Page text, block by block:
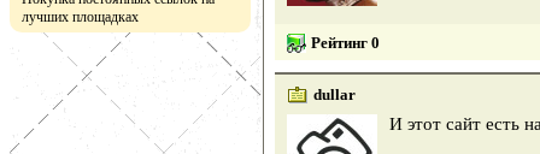
лучших площадках
Рейтинг 0
dullar
И этот сайт есть